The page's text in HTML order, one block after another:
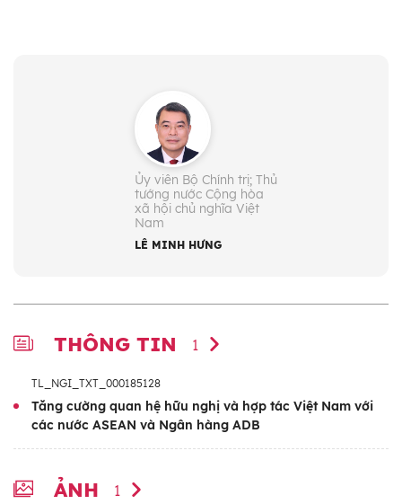
Ủy viên Bộ Chính trị; Thủ
tướng nước Cộng hòa
xã hội chủ nghĩa Việt
Nam
LÊ MINH HƯNG
THÔNG TIN 1
TL_NGI_TXT_000185128
Tăng cường quan hệ hữu nghị và hợp tác Việt Nam với
các nước ASEAN và Ngân hàng ADB
ẢNH 1